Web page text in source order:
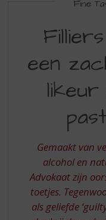
Fine
ADVOKAAT
IS
EEN
ZACHTE
ROMIGE
LIKEUR
DIE
PERFECT
PAST
een
Gemaakt van
alcohol en
Advokaat zijn
toetjes.
als geliefde